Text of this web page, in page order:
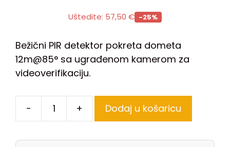
Uštedite: 57,50 € -25%
Bežični PIR detektor pokreta dometa
12m@85° sa ugrađenom kamerom za
videoverifikaciju.
- + Dodaj u košaricu